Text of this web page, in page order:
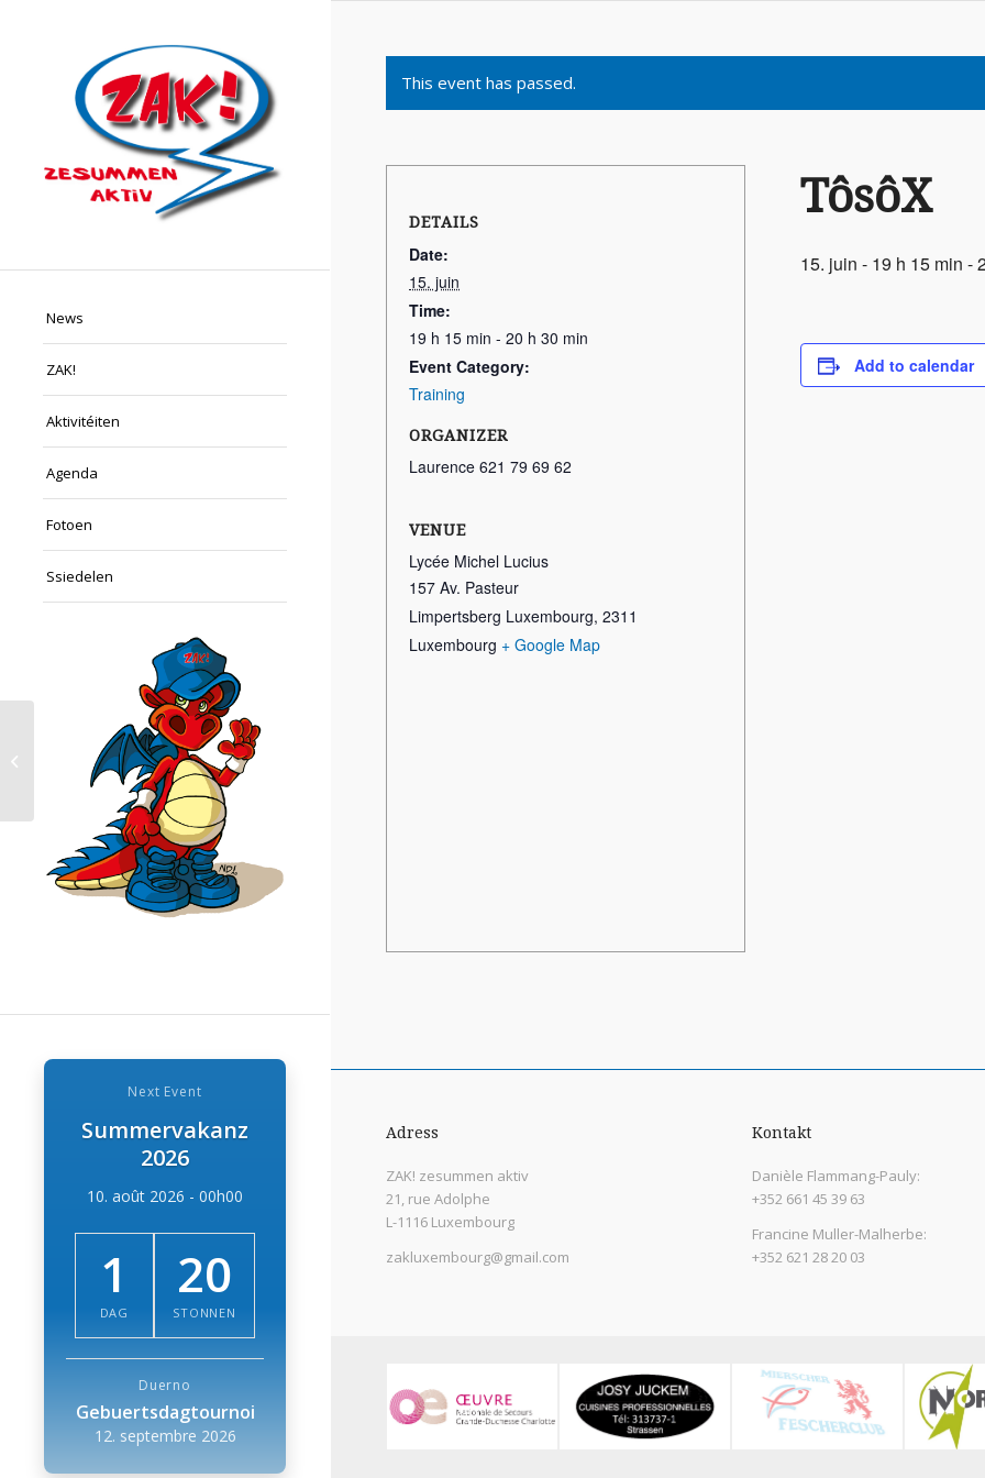
News
ZAK!
Aktivitéiten
Agenda
Fotoen
Ssiedelen
Next Event
Summervakanz
2026
10. août 2026 - 00h00
1
DAG
20
STONNEN
Duerno
Gebuertsdagtournoi
12. septembre 2026
This event has passed.
TôsôX
15. juin - 19 h 15 min -
Add to calendar
DETAILS
Date:
15. juin
Time:
19 h 15 min - 20 h 30 min
Event Category:
Training
ORGANIZER
Laurence 621 79 69 62
VENUE
Lycée Michel Lucius
157 Av. Pasteur
Limpertsberg Luxembourg, 2311
Luxembourg + Google Map
Adress
ZAK! zesummen aktiv
21, rue Adolphe
L-1116 Luxembourg
zakluxembourg@gmail.com
Kontakt
Danièle Flammang-Pauly:
+352 661 45 39 63
Francine Muller-Malherbe:
+352 621 28 20 03
Basketball Training (Lucius)